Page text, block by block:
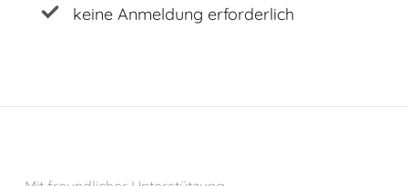
keine Anmeldung erforderlich